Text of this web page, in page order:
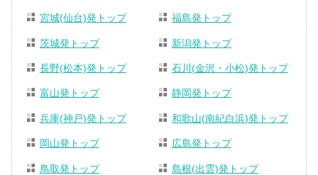
宮城(仙台)発トップ 福島発トップ
茨城発トップ 新潟発トップ
長野(松本)発トップ 石川(金沢・小松)発トップ
富山発トップ 静岡発トップ
兵庫(神戸)発トップ 和歌山(南紀白浜)発トップ
岡山発トップ 広島発トップ
鳥取発トップ 島根(出雲)発トップ